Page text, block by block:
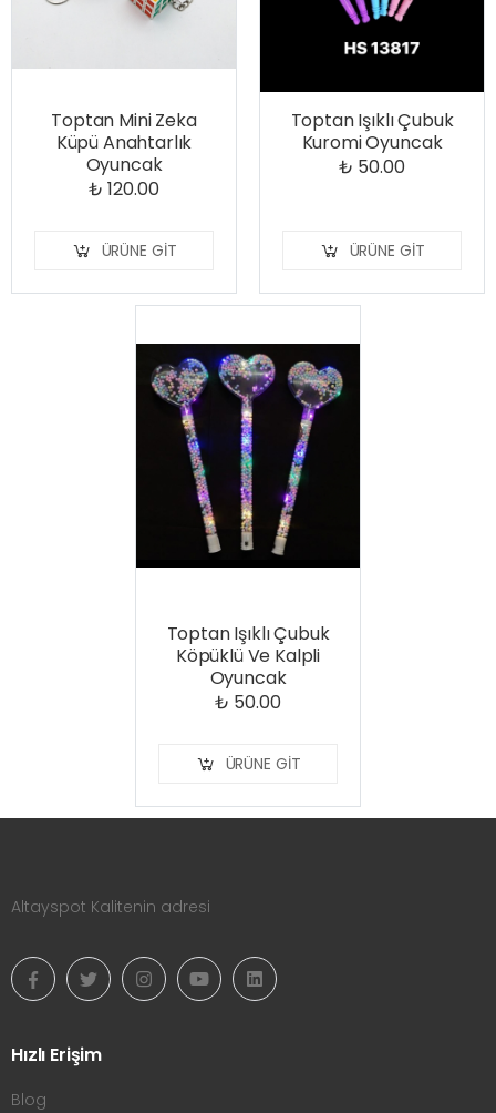
Toptan Mini Zeka
Küpü Anahtarlık
Oyuncak
₺ 120.00
ÜRÜNE GIT
Toptan Işıklı Çubuk
Kuromi Oyuncak
₺ 50.00
ÜRÜNE GIT
Toptan Işıklı Çubuk
Köpüklü Ve Kalpli
Oyuncak
₺ 50.00
ÜRÜNE GIT
Altayspot Kalitenin adresi
Hızlı Erişim
Blog